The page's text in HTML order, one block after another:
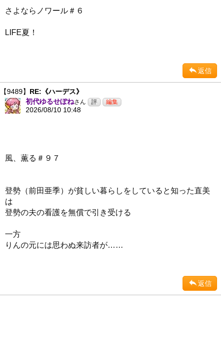
さよならノワール＃６
LIFE夏！
返信
【9489】 RE:《ハーデス》
初代ゆるせぽねさん
2026/08/10 10:48
風、薫る＃９７
登勢（前田亜季）が貧しい暮らしをしていると知った直美
は
登勢の夫の看護を無償で引き受ける
一方
りんの元には思わぬ来訪者が……
返信